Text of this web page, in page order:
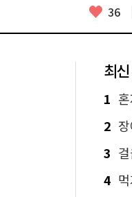
좋
요
36
최
1 혼
2 장
3 걸
4 먹